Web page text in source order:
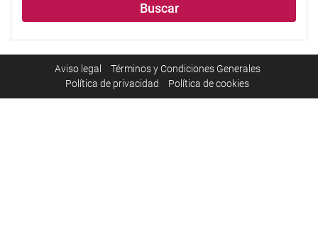
Buscar
Aviso legal
Términos y Condiciones Generales
Política de privacidad
Política de cookies